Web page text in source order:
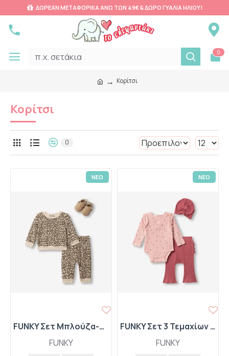
ΔΩΡΕΑΝ ΜΕΤΑΦΟΡΙΚΑ ΑΝΩ ΤΩΝ 49€ & ΔΩΡΟ ΓΥΑΛΙΑ ΗΛΙΟΥ!
0
Κορίτσι
Κορίτσι
0
ΝΕΟ
FUNKY
FUNKY Σετ Μπλούζα-Παντελόνι-Παπουτσάκια 227-060131-1 Λέοπαρ
ΝΕΟ
FUNKY
FUNKY Σετ 3 Τεμαχίων Κορμάκι-Παντελόνι Ριπ-Τουρμπάνι 227-060136-1 Ροζ